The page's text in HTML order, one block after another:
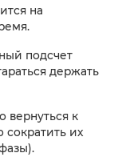
на
подсчет
держать
вернуться к
сократить их